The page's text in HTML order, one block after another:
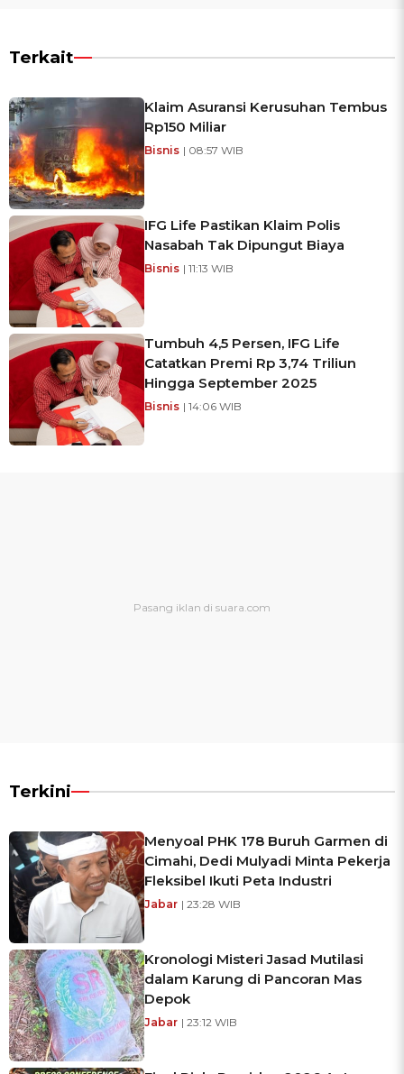
Terkait
Klaim Asuransi Kerusuhan Tembus
Rp150 Miliar
Bisnis | 08:57 WIB
IFG Life Pastikan Klaim Polis
Nasabah Tak Dipungut Biaya
Bisnis | 11:13 WIB
Tumbuh 4,5 Persen, IFG Life
Catatkan Premi Rp 3,74 Triliun
Hingga September 2025
Bisnis | 14:06 WIB
Terkini
Menyoal PHK 178 Buruh Garmen di
Cimahi, Dedi Mulyadi Minta Pekerja
Fleksibel Ikuti Peta Industri
Jabar | 23:28 WIB
Kronologi Misteri Jasad Mutilasi
dalam Karung di Pancoran Mas
Depok
Jabar | 23:12 WIB